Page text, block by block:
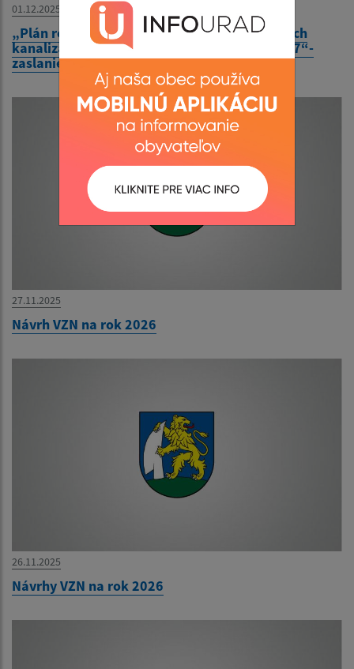
01.12.2025
„Plán rozvoja verejných vodovodov a verejných
kanalizácií pre územie PSK na roky 2021-2027“-
zaslanie správy o hodnotení SD
27.11.2025
Návrh VZN na rok 2026
26.11.2025
Návrhy VZN na rok 2026